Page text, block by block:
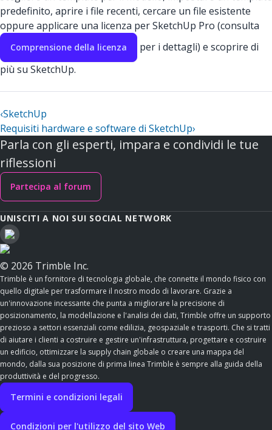
predefinito, aprire i file recenti, cercare un file esistente
oppure applicare una licenza per SketchUp Pro (consulta
Comprensione della licenza
per i dettagli) e scoprire di
più su SketchUp.
‹SketchUp
Requisiti hardware e software di SketchUp›
Parla con gli esperti, impara e condividi le tue
riflessioni
Partecipa al forum
UNISCITI A NOI SUI SOCIAL NETWORK
© 2026 Trimble Inc.
Trimble è un fornitore di tecnologia globale, che connette il mondo fisico con
quello digitale per trasformare il nostro modo di lavorare. Grazie a
un'innovazione incessante che punta a migliorare la precisione di
posizionamento, la modellazione e l'analisi dei dati, Trimble offre un supporto
prezioso a settori essenziali come edilizia, geospaziale e trasporti. Che si tratti
di aiutare i clienti a costruire e gestire un'infrastruttura, progettare e costruire
un edificio, ottimizzare la supply chain globale o creare una mappa del
mondo, dalla sua posizione di prima linea Trimble è sempre alla guida della
produttività e del progresso.
Termini e condizioni legali
Condizioni per l'utilizzo del sito Web